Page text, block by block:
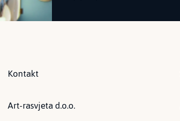
Kontakt
Art-rasvjeta d.o.o.